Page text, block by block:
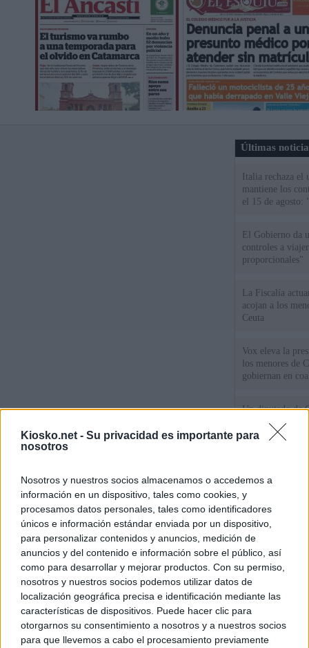
Kiosko.net - Su privacidad es importante para
nosotros
Nosotros y nuestros socios almacenamos o accedemos a
información en un dispositivo, tales como cookies, y
procesamos datos personales, tales como identificadores
únicos e información estándar enviada por un dispositivo,
para personalizar contenidos y anuncios, medición de
anuncios y del contenido e información sobre el público, así
como para desarrollar y mejorar productos. Con su permiso,
nosotros y nuestros socios podemos utilizar datos de
localización geográfica precisa e identificación mediante las
características de dispositivos. Puede hacer clic para
otorgarnos su consentimiento a nosotros y a nuestros socios
para que llevemos a cabo el procesamiento previamente
Últimas
Italia rechaza
mantiene los
el 15 de agosto:
El Gobierno da
controles a
proporcionales"
La Fiscalía
acojan a los
Ceuta
Vox eleva la
los menores de
gobiernan en
Un diputado de
ante la Fiscalía
los inmigrantes”
ministros
de Ceuta
© Kiosko.net Aviso Legal Privacidad y Cookies